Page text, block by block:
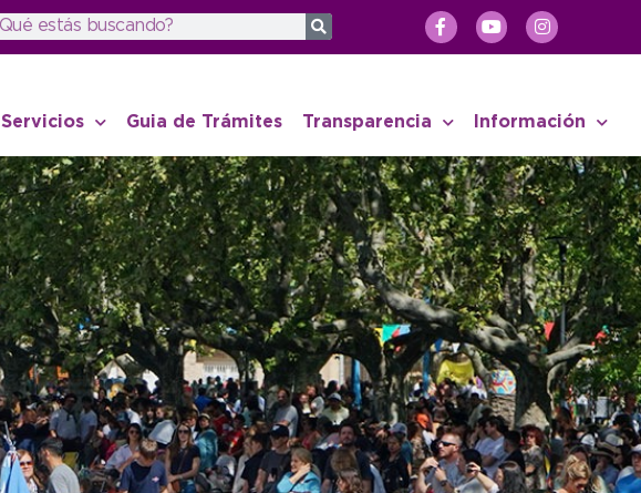
Servicios Guia de Trámites Transparencia Información